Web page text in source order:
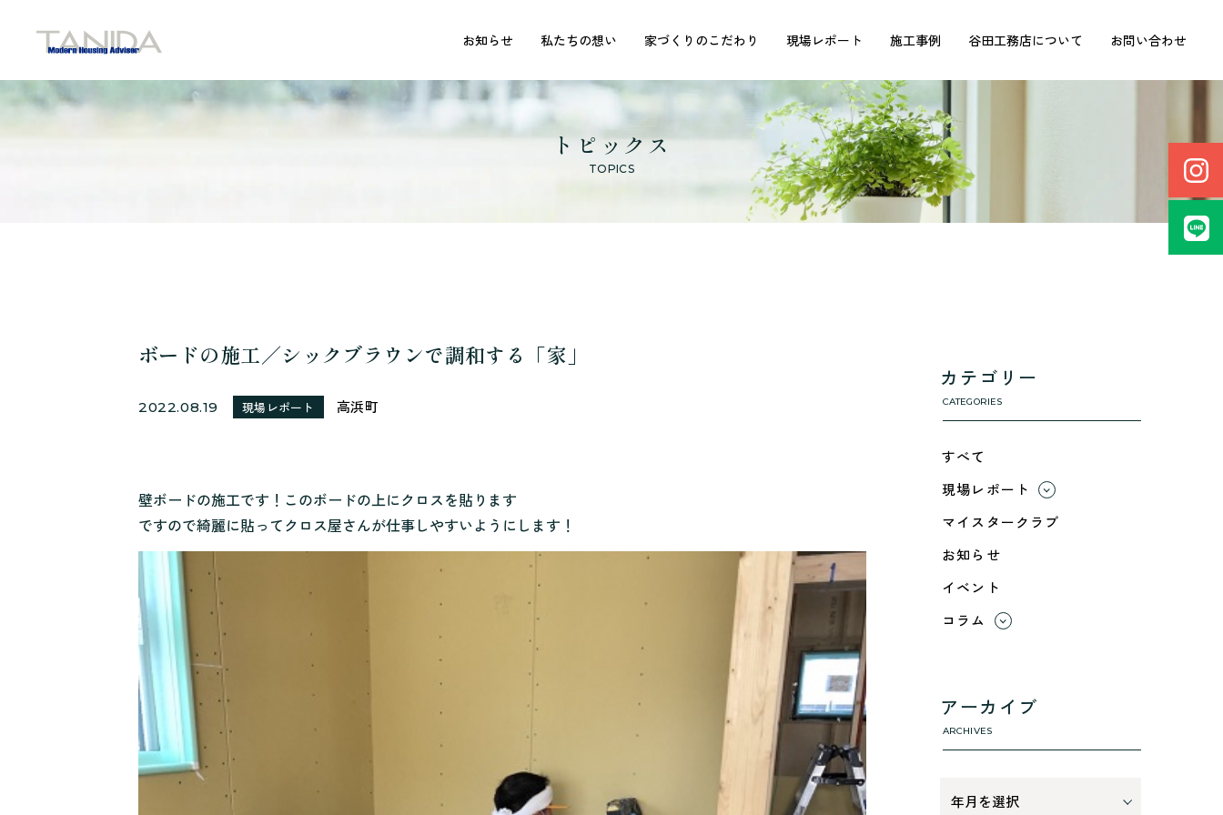
谷田工務店のトップページへ移動
お知らせ 私たちの想い 家づくりのこだわり 現場レポート 施工事例 谷田工務店について お問い合わせ
トピックス
TOPICS
ボードの施工／シックブラウンで調和する「家」
2022.08.19 現場レポート 高浜町
壁ボードの施工です！このボードの上にクロスを貼ります
ですので綺麗に貼ってクロス屋さんが仕事しやすいようにします！
カテゴリー
CATEGORIES
すべて
現場レポート
すべて
綾部市
舞鶴市-中
舞鶴市-東
マイスタークラブ
お知らせ
イベント
コラム
断熱性のこと
アーカイブ
ARCHIVES